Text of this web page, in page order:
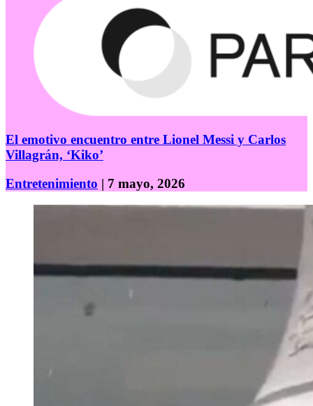
El emotivo encuentro entre Lionel Messi y Carlos
Villagrán, ‘Kiko’
Entretenimiento | 7 mayo, 2026